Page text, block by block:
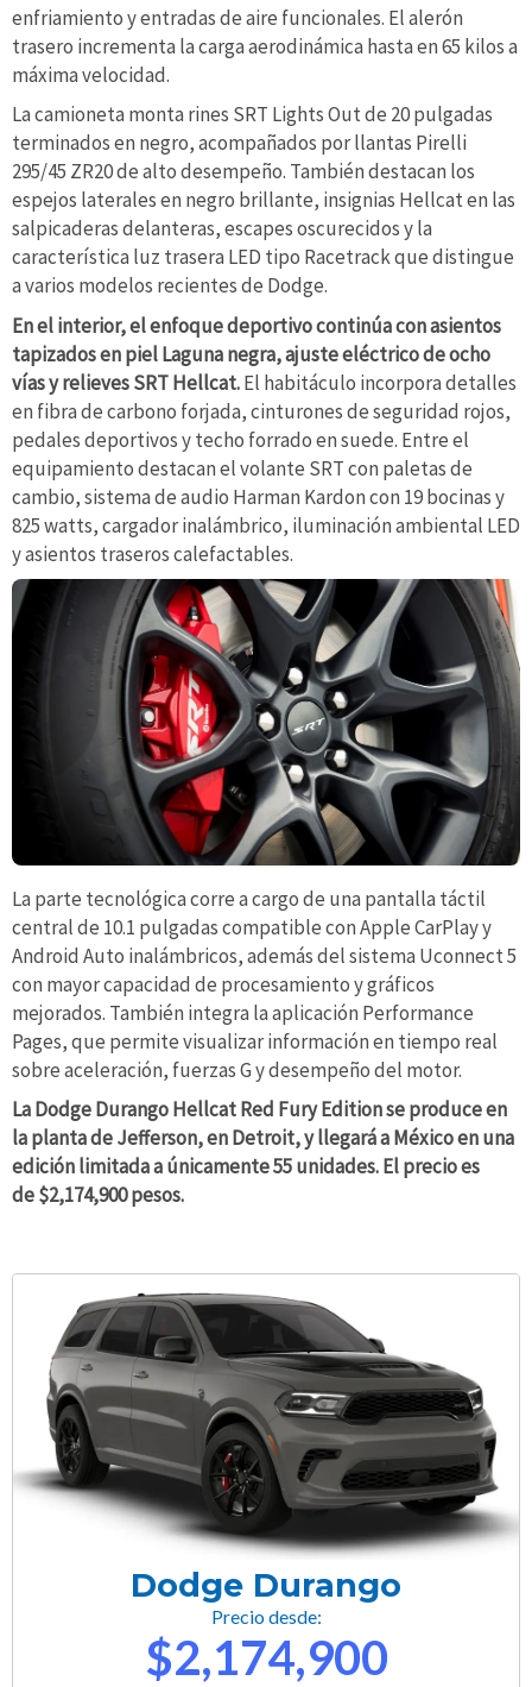
enfriamiento y entradas de aire funcionales. El alerón
trasero incrementa la carga aerodinámica hasta en 65 kilos a
máxima velocidad.
La camioneta monta rines SRT Lights Out de 20 pulgadas
terminados en negro, acompañados por llantas Pirelli
295/45 ZR20 de alto desempeño. También destacan los
espejos laterales en negro brillante, insignias Hellcat en las
salpicaderas delanteras, escapes oscurecidos y la
característica luz trasera LED tipo Racetrack que distingue
a varios modelos recientes de Dodge.
En el interior, el enfoque deportivo continúa con asientos
tapizados en piel Laguna negra, ajuste eléctrico de ocho
vías y relieves SRT Hellcat.El habitáculo incorpora detalles
en fibra de carbono forjada, cinturones de seguridad rojos,
pedales deportivos y techo forrado en suede. Entre el
equipamiento destacan el volante SRT con paletas de
cambio, sistema de audio Harman Kardon con 19 bocinas y
825 watts, cargador inalámbrico, iluminación ambiental LED
y asientos traseros calefactables.
La parte tecnológica corre a cargo de una pantalla táctil
central de 10.1 pulgadas compatible con Apple CarPlay y
Android Auto inalámbricos, además del sistema Uconnect 5
con mayor capacidad de procesamiento y gráficos
mejorados. También integra la aplicación Performance
Pages, que permite visualizar información en tiempo real
sobre aceleración, fuerzas G y desempeño del motor.
La Dodge Durango Hellcat Red Fury Edition se produce en
la planta de Jefferson, en Detroit, y llegará a México en una
edición limitada a únicamente 55 unidades. El precio es
de $2,174,900 pesos.
Dodge Durango
Precio desde:
$2,174,900